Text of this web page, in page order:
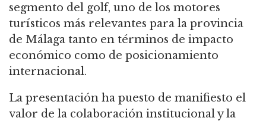
segmento del golf, uno de los motores
turísticos más relevantes para la provincia
de Málaga tanto en términos de impacto
económico como de posicionamiento
internacional.
La presentación ha puesto de manifiesto el
valor de la colaboración institucional y la